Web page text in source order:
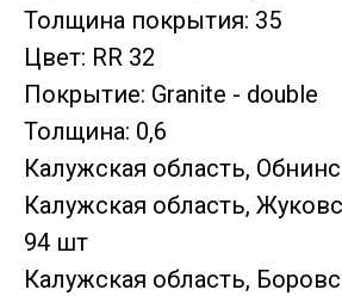
Толщина покрытия: 35
Цвет: RR 32
Покрытие: Granite - double
Толщина: 0,6
Калужская область,
Калужская область,
94 шт
Калужская область,